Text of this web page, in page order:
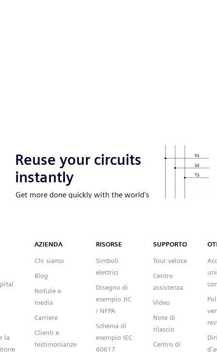
Capital™ X Panel Designer
la
AZIENDA
Chi siamo
Blog
Notizie e
media
Carriere
Clienti e
testimonianze
RISORSE
Simboli
elettrici
Disegno di
esempio JIC
/ NFPA
Schema di
esempio IEC
60617
SUPPORTO
Tour veloce
Centro
assistenza
Video
Note di
rilascio
Centro di